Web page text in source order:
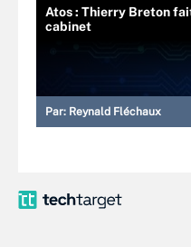
Atos : Thierry Breton
cabinet
Par: Reynald Fléchaux